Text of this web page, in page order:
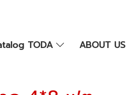
TODA ABOUT US